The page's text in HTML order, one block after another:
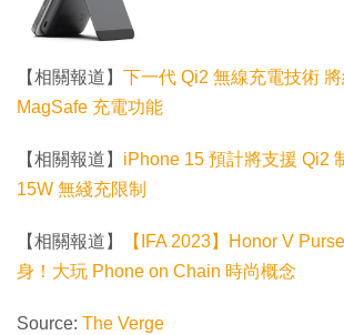
【相關報道】 下一代 Qi2 無線充電技術
MagSafe 充電功能
【相關報道】 iPhone 15 預計將支援 Qi2
15W 無綫充限制
【相關報道】
【IFA 2023】Honor V
身！大玩 Phone on Chain 時尚概念
Source: The Verge